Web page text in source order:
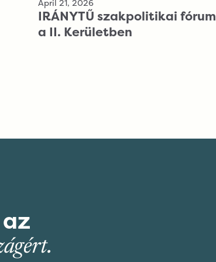
April 21, 2026
IRÁNYTŰ szakpolitikai fórum
a II. Kerületben